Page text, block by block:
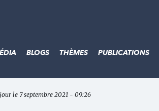
BLOGS THÈMES PUBLICATIONS
le 7 septembre 2021 - 09:26